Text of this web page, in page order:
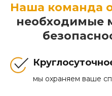
Наша команда
необходимые
мы охраняем ваше